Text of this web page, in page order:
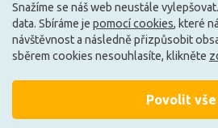
Skladem e-shop (4 ks)
G A
Snažíme se náš web neustále
data. Sbíráme je pomocí cookies, které
návštěvnost a následně přizpůsobit
sběrem cookies nesouhlasíte, klikněte
Povolit vše